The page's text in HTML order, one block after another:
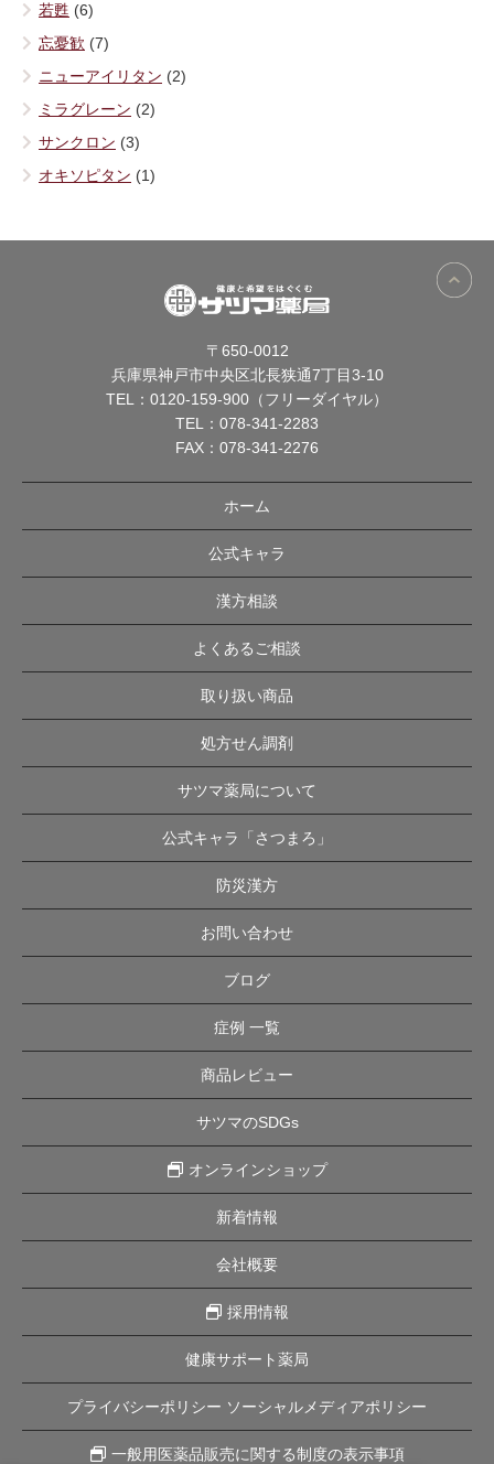
若甦 (6)
忘憂歓 (7)
ニューアイリタン (2)
ミラグレーン (2)
サンクロン (3)
オキソピタン (1)
〒650-0012
兵庫県神戸市中央区北長狭通7丁目3-10
TEL： 0120-159-900（フリーダイヤル）
TEL： 078-341-2283
FAX：078-341-2276
ホーム
公式キャラ
漢方相談
よくあるご相談
取り扱い商品
処方せん調剤
サツマ薬局について
公式キャラ「さつまろ」
防災漢方
お問い合わせ
ブログ
症例 一覧
商品レビュー
サツマのSDGs
オンラインショップ
新着情報
会社概要
採用情報
健康サポート薬局
プライバシーポリシー ソーシャルメディアポリシー
一般用医薬品販売に関する制度の表示事項